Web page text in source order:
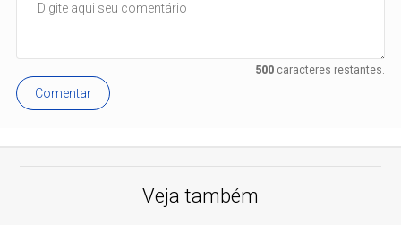
500caracteres restantes.
Comentar
Veja também